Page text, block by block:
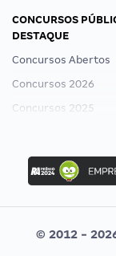
CONCURSOS
DESTAQUE
Concursos Abertos
Concursos 2026
Concursos 2025
Concurso Ibama
Concurso MPU
Editais publicados
© 2012 -